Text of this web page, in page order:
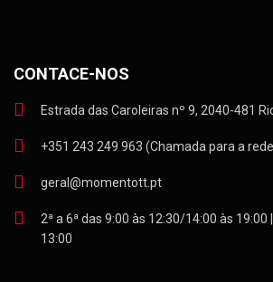
CONTACE-NOS
Estrada das Caroleiras nº 9, 2040-481
+351 243 249 963 (Chamada para a
geral@momentott.pt
2ª a 6ª das 9:00 às 12:30/14:00 às 19:00
13:00